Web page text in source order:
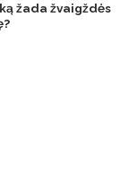
žada žvaigždės